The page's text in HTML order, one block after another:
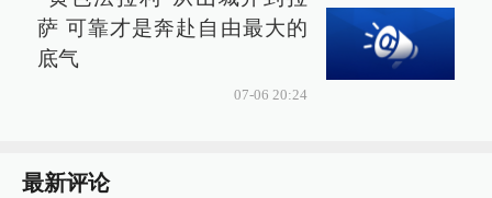
萨 可靠才是奔赴自由最大的
底气
07-06 20:24
最新评论